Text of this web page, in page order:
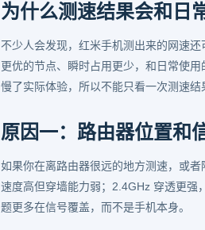
为什么测速结果会和日
不少人会发现，红米手机测出来的网速
更优的节点、瞬时占用更少，和日常使
慢了实际体验，所以不能只看一次测速结
原因一：路由器位置和
如果你在离路由器很远的地方测速，或
速度高但穿墙能力弱；2.4GHz 穿透更强
题更多在信号覆盖，而不是手机本身。